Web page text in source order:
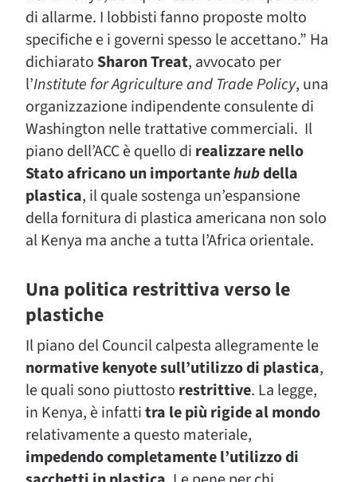
di allarme. I lobbisti fanno proposte molto
specifiche e i governi spesso le accettano.” Ha
dichiarato Sharon Treat, avvocato per
l’Institute for Agriculture and Trade Policy, una
organizzazione indipendente consulente di
Washington nelle trattative commerciali. Il
piano dell’ACC è quello di realizzare nello
Stato africano un importantehubdella
plastica, il quale sostenga un’espansione
della fornitura di plastica americana non solo
al Kenya ma anche a tutta l’Africa orientale.
Una politica restrittiva verso le
plastiche
Il piano del Council calpesta allegramente le
normative kenyote sull’utilizzo di plastica,
le quali sono piuttosto restrittive. La legge,
in Kenya, è infattitra le più rigide al mondo
relativamente a questo materiale,
impedendo completamente l’utilizzo di